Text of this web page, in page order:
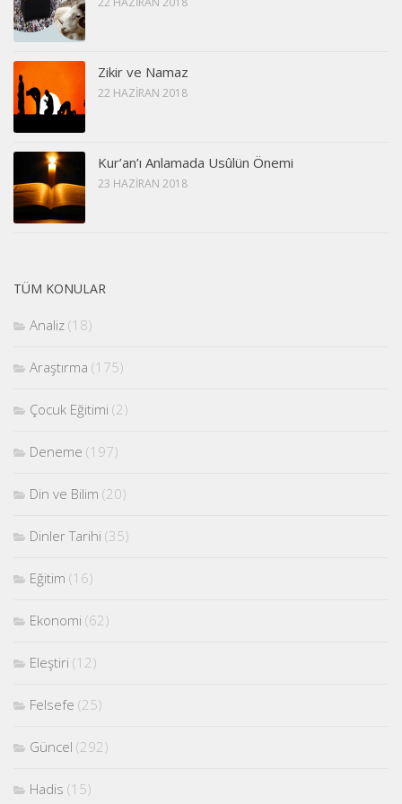
Zikir ve Namaz
22 HAZIRAN 2018
Kur’an’ı Anlamada Usûlün Önemi
23 HAZIRAN 2018
TÜM KONULAR
Analiz (18)
Araştırma (175)
Çocuk Eğitimi (2)
Deneme (197)
Din ve Bilim (20)
Dinler Tarihi (35)
Eğitim (16)
Ekonomi (62)
Eleştiri (12)
Felsefe (25)
Güncel (292)
Hadis (15)